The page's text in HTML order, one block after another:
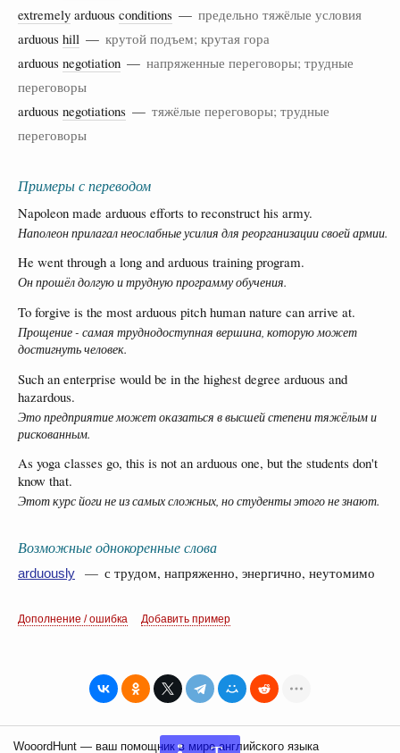
extremely arduous conditions — предельно тяжёлые условия
arduous hill — крутой подъем; крутая гора
arduous negotiation — напряженные переговоры; трудные
переговоры
arduous negotiations — тяжёлые переговоры; трудные
переговоры
Примеры с переводом
Napoleon made arduous efforts to reconstruct his army.
Наполеон прилагал неослабные усилия для реорганизации своей армии.
He went through a long and arduous training program.
Он прошёл долгую и трудную программу обучения.
To forgive is the most arduous pitch human nature can arrive at.
Прощение - самая труднодоступная вершина, которую может
достигнуть человек.
Such an enterprise would be in the highest degree arduous and
hazardous.
Это предприятие может оказаться в высшей степени тяжёлым и
рискованным.
As yoga classes go, this is not an arduous one, but the students don't
know that.
Этот курс йоги не из самых сложных, но студенты этого не знают.
Возможные однокоренные слова
arduously — с трудом, напряженно, энергично, неутомимо
Дополнение / ошибка Добавить пример
WooordHunt — ваш помощник в мире английского языка